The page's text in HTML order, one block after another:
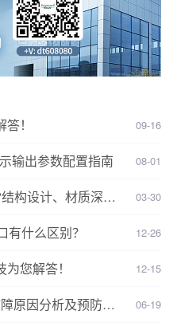
！ 09-16
输出参数配置指南 08-01
构设计、材质深度
03-30
有什么区别？ 12-26
您解答！ 12-15
原因分析及预防解
06-19